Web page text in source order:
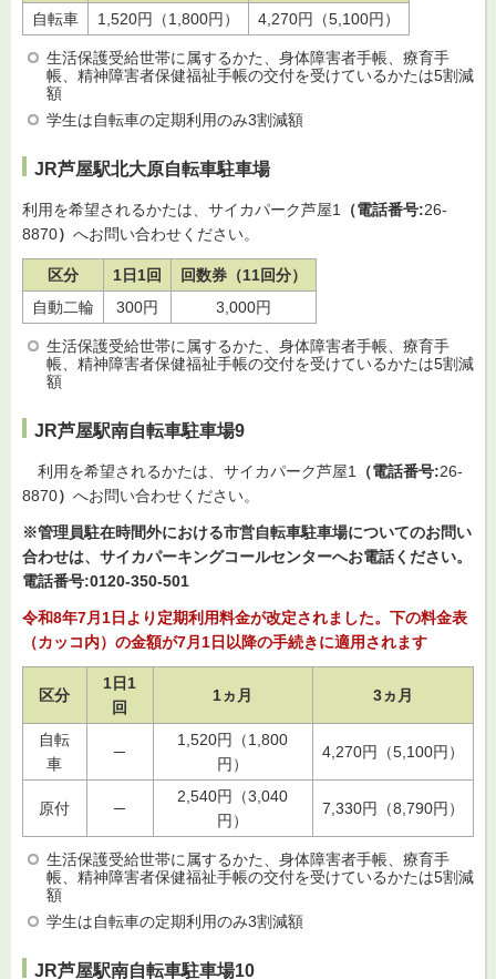
自転車
1,520円（1,800円） 4,270円（5,100円）
生活保護受給世帯に属するかた、身体障害者手帳、療育手
帳、精神障害者保健福祉手帳の交付を受けているかたは5割減
額
学生は自転車の定期利用のみ3割減額
JR芦屋駅北大原自転車駐車場
利用を希望されるかたは、サイカパーク芦屋1 （電話番号:26-
8870） へお問い合わせください。
区分 1日1回
回数券（11回分）
自動二輪
300円 3,000円
生活保護受給世帯に属するかた、身体障害者手帳、療育手
帳、精神障害者保健福祉手帳の交付を受けているかたは5割減
額
JR芦屋駅南自転車駐車場9
利用を希望されるかたは、サイカパーク芦屋1 （電話番号:26-
8870） へお問い合わせください。
※管理員駐在時間外における市営自転車駐車場についてのお問い
合わせは、サイカパーキングコールセンターへお電話ください。
電話番号:0120-350-501
令和8年7月1日より定期利用料金が改定されました。下の料金表
（カッコ内）の金額が7月1日以降の手続きに適用されます
区分
1日1
回
1ヵ月 3ヵ月
自転
車
─
1,520円（1,800
円）
4,270円（5,100円）
原付 ─
2,540円（3,040
円）
7,330円（8,790円）
生活保護受給世帯に属するかた、身体障害者手帳、療育手
帳、精神障害者保健福祉手帳の交付を受けているかたは5割減
額
学生は自転車の定期利用のみ3割減額
JR芦屋駅南自転車駐車場10